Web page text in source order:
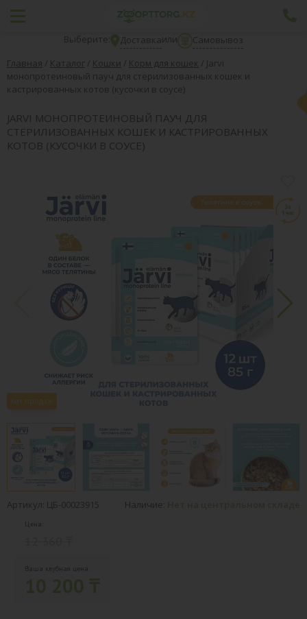
Выберите: Доставкаили
Самовывоз
Главная / Каталог / Кошки / Корм для кошек / Jarvi
монопротеиновый пауч для стерилизованных кошек и
кастрированных котов (кусочки в соусе)
JARVI МОНОПРОТЕИНОВЫЙ ПАУЧ ДЛЯ
СТЕРИЛИЗОВАННЫХ КОШЕК И КАСТРИРОВАННЫХ
КОТОВ (КУСОЧКИ В СОУСЕ)
Хит продаж
Артикул: ЦБ-00023915 Наличие: Нет на центральном складе
Цена:
Ваша клубная цена: